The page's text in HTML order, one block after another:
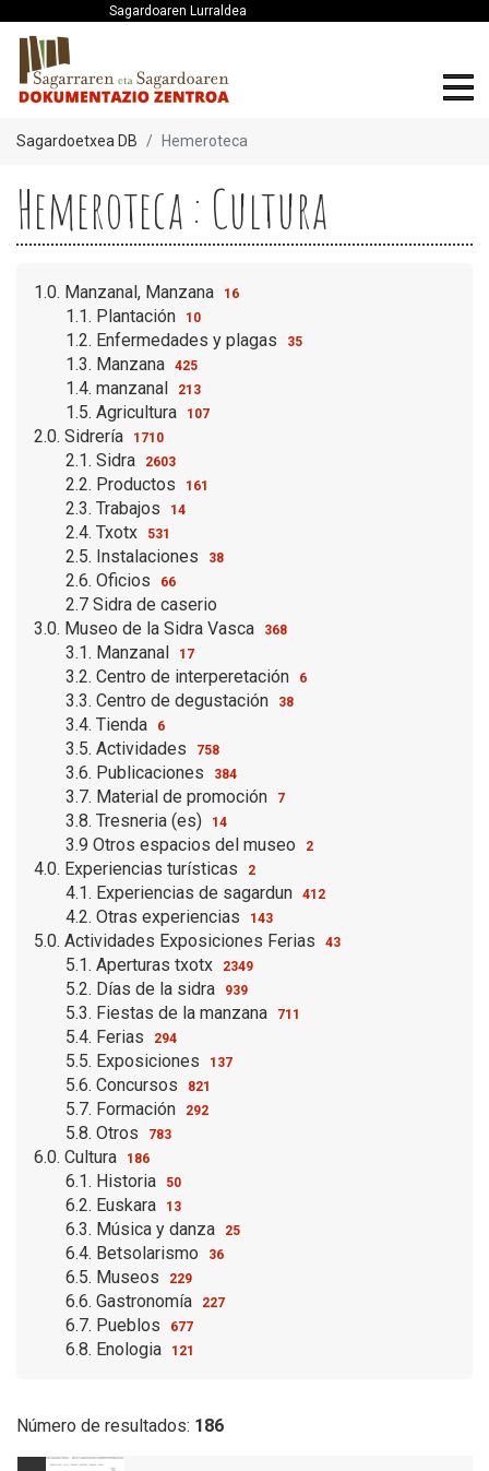
Sagardoaren Lurraldea
Sagardoetxea DB Hemeroteca
Hemeroteca : Cultura
1.0. Manzanal, Manzana 16
1.1. Plantación 10
1.2. Enfermedades y plagas 35
1.3. Manzana 425
1.4. manzanal 213
1.5. Agricultura 107
2.0. Sidrería 1710
2.1. Sidra 2603
2.2. Productos 161
2.3. Trabajos 14
2.4. Txotx 531
2.5. Instalaciones 38
2.6. Oficios 66
2.7 Sidra de caserio
3.0. Museo de la Sidra Vasca
368
3.1. Manzanal 17
3.2. Centro de interperetación 6
3.3. Centro de degustación 38
3.4. Tienda 6
3.5. Actividades 758
3.6. Publicaciones 384
3.7. Material de promoción 7
3.8. Tresneria (es) 14
3.9 Otros espacios del museo 2
4.0. Experiencias turísticas 2
4.1. Experiencias de sagardun 412
4.2. Otras experiencias 143
5.0. Actividades Exposiciones Ferias 43
5.1. Aperturas txotx 2349
5.2. Días de la sidra 939
5.3. Fiestas de la manzana 711
5.4. Ferias 294
5.5. Exposiciones 137
5.6. Concursos 821
5.7. Formación 292
5.8. Otros 783
6.0. Cultura 186
6.1. Historia 50
6.2. Euskara 13
6.3. Música y danza 25
6.4. Betsolarismo 36
6.5. Museos 229
6.6. Gastronomía 227
6.7. Pueblos 677
6.8. Enologia 121
Número de resultados: 186